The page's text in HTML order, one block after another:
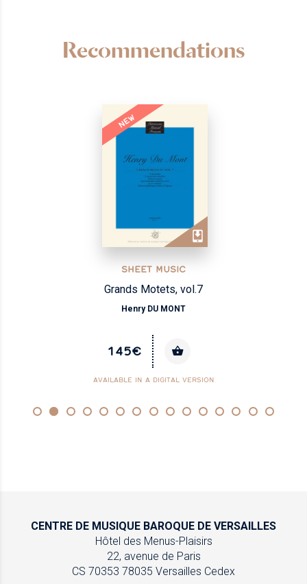
Recommendations
NEW
SHEET MUSIC
Grands Motets, vol.7
Henry DU MONT
145€
AVAILABLE IN A DIGITAL VERSION
CENTRE DE MUSIQUE BAROQUE DE VERSAILLES
Hôtel des Menus-Plaisirs
22, avenue de Paris
CS 70353 78035 Versailles Cedex